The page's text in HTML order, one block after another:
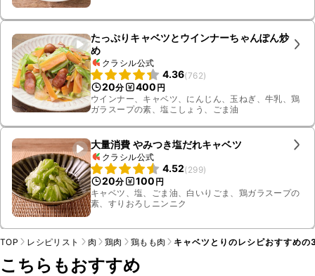
たっぷりキャベツとウインナーちゃんぽん炒
め
クラシル公式
4.36(762)
20分 400 円
ウインナー、キャベツ、にんじん、玉ねぎ、牛乳、鶏
ガラスープの素、塩こしょう、ごま油
大量消費 やみつき塩だれキャベツ
クラシル公式
4.52(299)
20分 100 円
キャベツ、塩、ごま油、白いりごま、鶏ガラスープの
素、すりおろしニンニク
TOP レシピリスト 肉 鶏肉 鶏もも肉 キャベツとりのレシピおすすめ
こちらもおすすめ